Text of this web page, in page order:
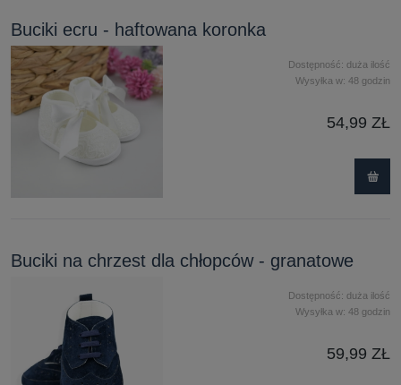
Buciki ecru - haftowana koronka
Dostępność: duża ilość
Wysyłka w: 48 godzin
54,99 ZŁ
Buciki na chrzest dla chłopców - granatowe
Dostępność: duża ilość
Wysyłka w: 48 godzin
59,99 ZŁ